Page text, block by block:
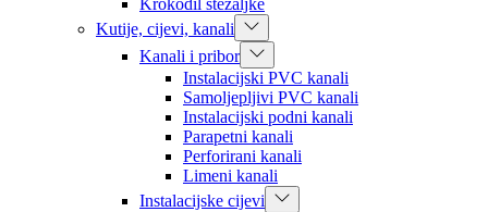
Krokodil stezaljke
Kutije, cijevi, kanali
Kanali i pribor
Instalacijski PVC kanali
Samoljepljivi PVC kanali
Instalacijski podni kanali
Parapetni kanali
Perforirani kanali
Limeni kanali
Instalacijske cijevi